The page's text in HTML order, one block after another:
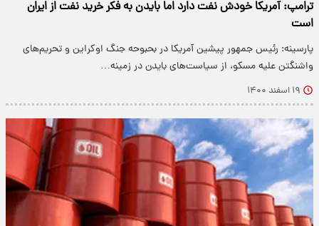
ترامپ: آمریکا خودش نفت دارد اما بایدن به فکر خرید نفت از ایران
است
پارسینه: رئیس جمهور پیشین آمریکا در بحبوحه جنگ اوکراین و تحریم‌های
واشنگتن علیه مسکو، از سیاست‌های بایدن در زمینه…
۱۹ اسفند ۱۴۰۰